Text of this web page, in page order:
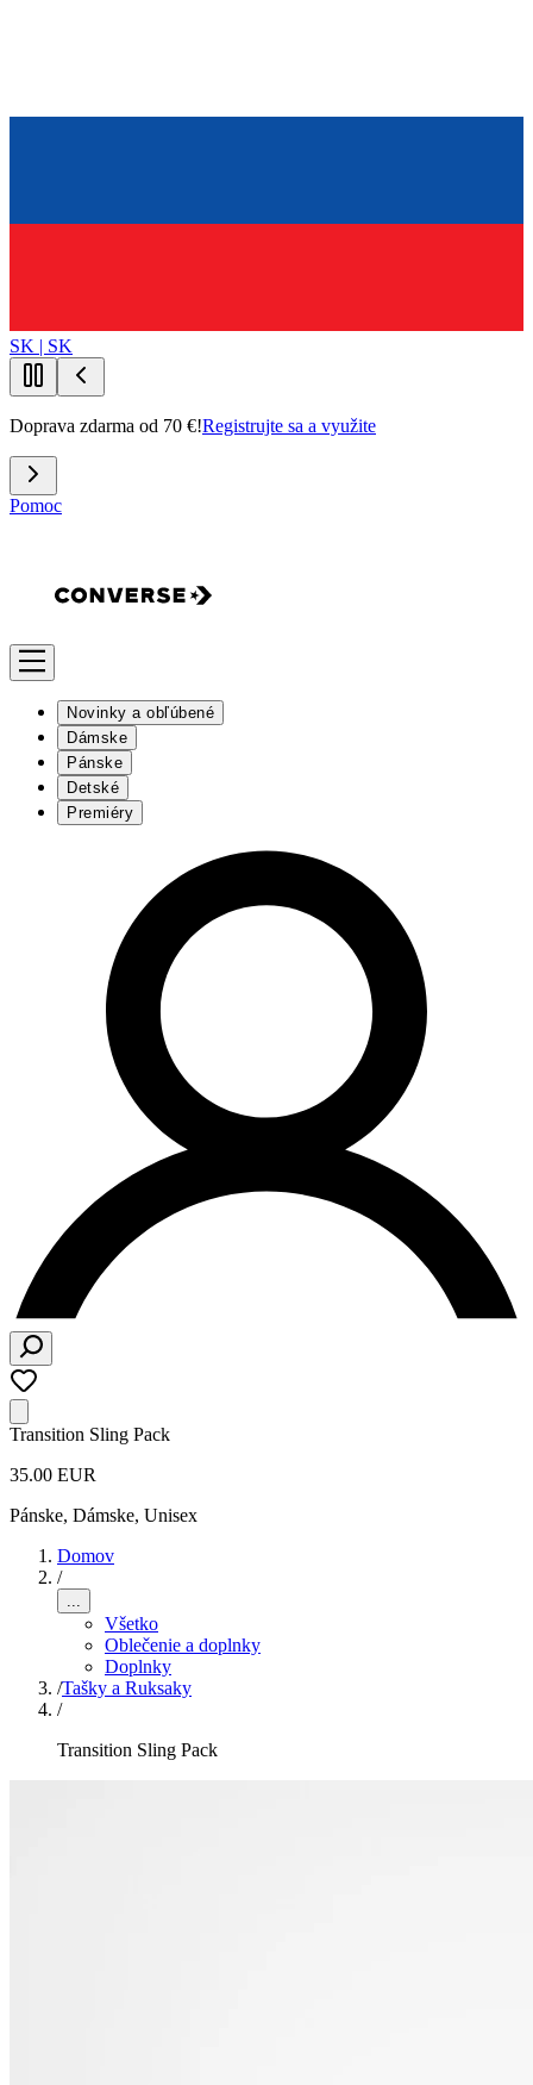
SK | SK
Doprava zdarma od 70 €!Registrujte sa a využite
Pomoc
Novinky a obľúbené
Dámske
Pánske
Detské
Premiéry
Transition Sling Pack
35.00 EUR
Pánske, Dámske, Unisex
Domov
/
...
Všetko
Oblečenie a doplnky
Doplnky
/Tašky a Ruksaky
/
Transition Sling Pack